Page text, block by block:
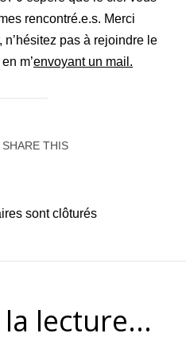
rencontré.e.s. Merci
n’hésitez pas à rejoindre le
m’envoyant un mail.
SHARE THIS
sont clôturés
lecture...